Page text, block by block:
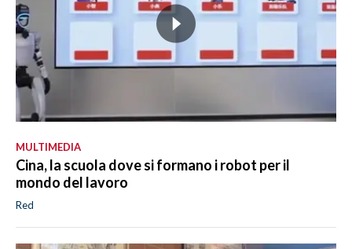
MULTIMEDIA
Cina, la scuola dove si formano i robot per il
mondo del lavoro
Red